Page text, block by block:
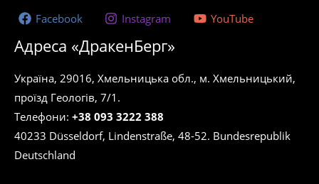
Facebook Instagram YouTube
Адреса «ДракенБерг»
Україна, 29016, Хмельницька обл., м. Хмельницький,
проїзд Геологів, 7/1.
Телефони: +38 093 3222 388
40233 Düsseldorf, Lindenstraße, 48-52. Bundesrepublik
Deutschland